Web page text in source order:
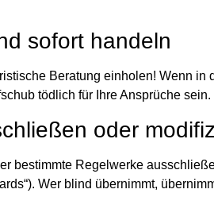
sofort handeln
Beratung einholen! Wenn in
tödlich für Ihre Ansprüche sein.
oder
bestimmte Regelwerke
Wer blind übernimmt,